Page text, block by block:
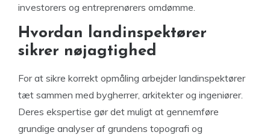
investorers og entreprenørers omdømme.
Hvordan landinspektører
sikrer nøjagtighed
For at sikre korrekt opmåling arbejder landinspektører
tæt sammen med bygherrer, arkitekter og ingeniører.
Deres ekspertise gør det muligt at gennemføre
grundige analyser af grundens topografi og